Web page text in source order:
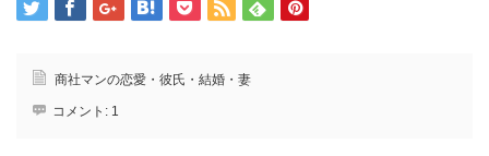
商社マンの恋愛・彼氏・結婚・妻
コメント: 1